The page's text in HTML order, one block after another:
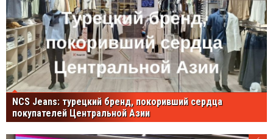
NCS Jeans: турецкий бренд, покоривший сердца
покупателей Центральной Азии